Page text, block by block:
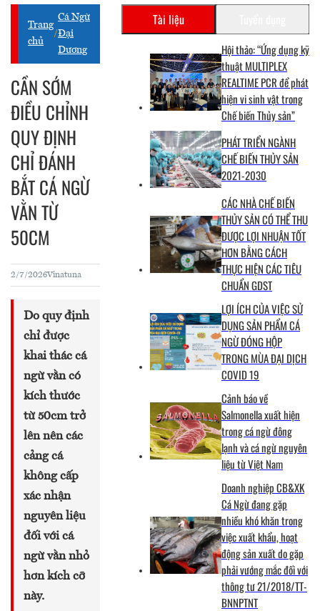
Trang
chủ
/
Cá Ngừ
Đại
Dương
CẦN SỚM
ĐIỀU CHỈNH
QUY ĐỊNH
CHỈ ĐÁNH
BẮT CÁ NGỪ
VẰN TỪ
50CM
2/7/2026Vinatuna
Do quy định
chỉ được
khai thác cá
ngừ vằn có
kích thước
từ 50cm trở
lên nên các
cảng cá
không cấp
xác nhận
nguyên liệu
đối với cá
ngừ vằn nhỏ
hơn kích cỡ
này.
Tài liệu
Hội thảo: “Ứng dụng kỹ
thuật MULTIPLEX
REALTIME PCR để phát
hiện vi sinh vật trong
Chế biến Thủy sản”
PHÁT TRIỂN NGÀNH
CHẾ BIẾN THỦY SẢN
2021-2030
CÁC NHÀ CHẾ BIẾN
THỦY SẢN CÓ THỂ THU
ĐƯỢC LỢI NHUẬN TỐT
HƠN BẰNG CÁCH
THỰC HIỆN CÁC TIÊU
CHUẨN GDST
LỢI ÍCH CỦA VIỆC SỬ
DỤNG SẢN PHẨM CÁ
NGỪ ĐÓNG HỘP
TRONG MÙA ĐẠI DỊCH
COVID 19
Cảnh báo về
Salmonella xuất hiện
trong cá ngừ đông
lạnh và cá ngừ nguyên
liệu từ Việt Nam
Doanh nghiệp CB&XK
Cá Ngừ đang gặp
nhiều khó khăn trong
việc xuất khẩu, hoạt
động sản xuất do gặp
phải vướng mắc đối với
thông tư 21/2018/TT-
BNNPTNT